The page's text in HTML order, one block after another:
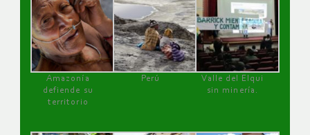
Amazonía
defiende su
territorio
Perú
Valle del Elqui
sin minería.